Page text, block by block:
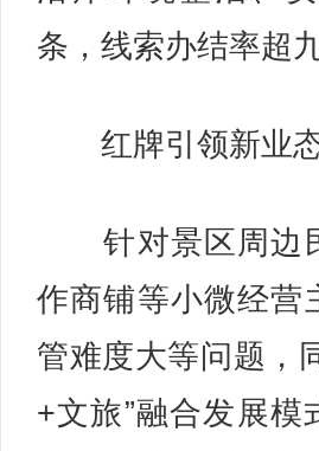
条，线索办结率超九
红牌引领新业
针对景区周边
作商铺等小微经营
管难度大等问题，
+文旅”融合发展